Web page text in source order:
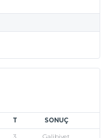
T SONUÇ